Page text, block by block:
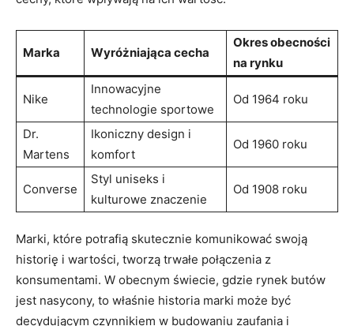
Marka Wyróżniająca cecha
Okres obecności
na rynku
Nike
Innowacyjne
technologie⁤ sportowe
Od‌ 1964 roku
Dr.
⁢Martens
Ikoniczny design‍ i
komfort
Od‌ 1960 roku
Converse
Styl uniseks i
kulturowe znaczenie
Od 1908 roku
Marki, które potrafią skutecznie komunikować swoją
historię i wartości, tworzą trwałe połączenia ⁤z
konsumentami. ​W obecnym świecie,⁢ gdzie ⁢rynek ⁤butów
jest ⁤nasycony, to właśnie‍ historia‍ marki może ⁤być⁤
decydującym czynnikiem‌ w budowaniu zaufania i⁣